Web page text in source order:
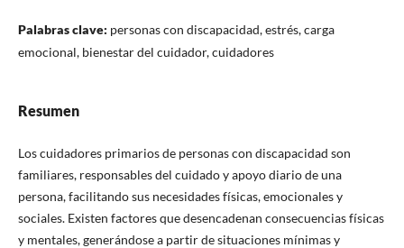
Palabras clave: personas con discapacidad, estrés, carga
emocional, bienestar del cuidador, cuidadores
Resumen
Los cuidadores primarios de personas con discapacidad son
familiares, responsables del cuidado y apoyo diario de una
persona, facilitando sus necesidades físicas, emocionales y
sociales. Existen factores que desencadenan consecuencias físicas
y mentales, generándose a partir de situaciones mínimas y